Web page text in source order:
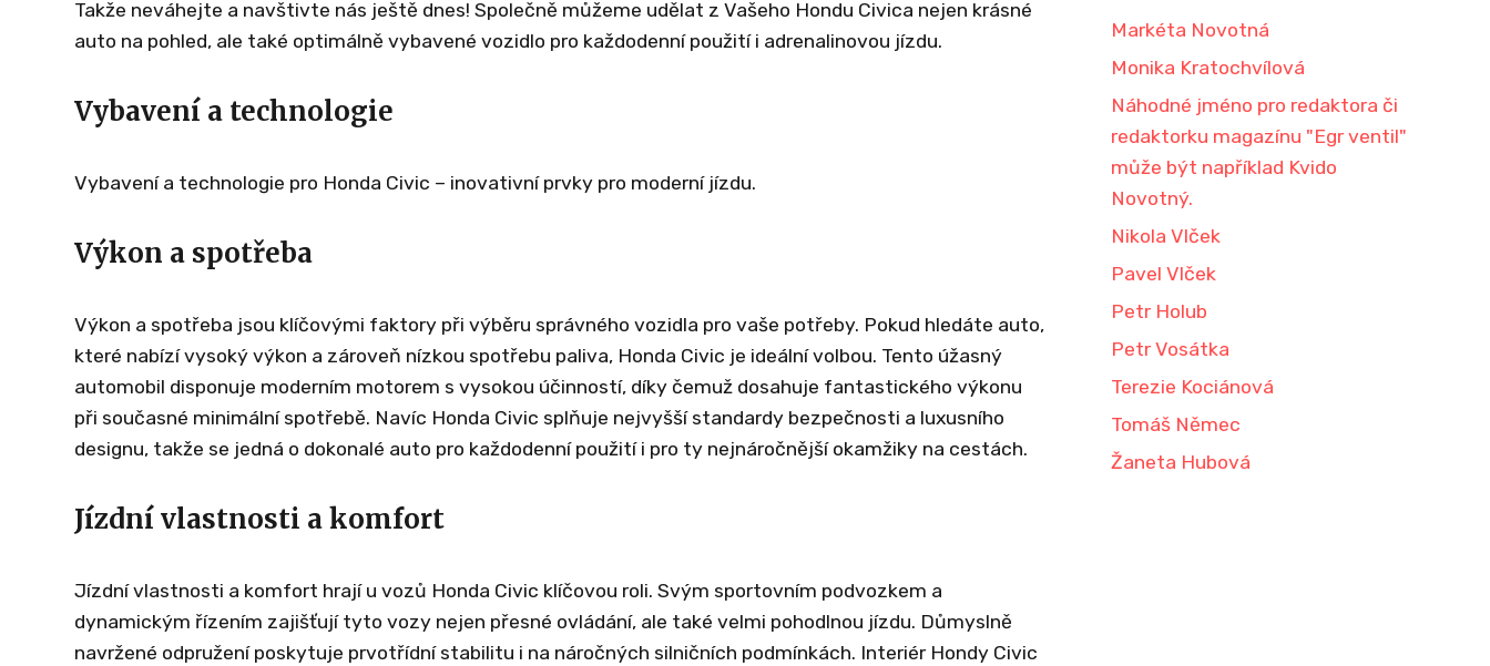
Takže neváhejte a navštivte nás ještě dnes! Společně můžeme udělat z Vašeho Hondu Civica nejen krásné
auto na pohled, ale také optimálně vybavené vozidlo pro každodenní použití i adrenalinovou jízdu.
Vybavení a technologie
Vybavení a technologie pro Honda Civic – inovativní prvky pro moderní jízdu.
Výkon a spotřeba
Výkon a spotřeba jsou klíčovými faktory při výběru správného vozidla pro vaše potřeby. Pokud hledáte auto,
které nabízí vysoký výkon a zároveň nízkou spotřebu paliva, Honda Civic je ideální volbou. Tento úžasný
automobil disponuje moderním motorem s vysokou účinností, díky čemuž dosahuje fantastického výkonu
při současné minimální spotřebě. Navíc Honda Civic splňuje nejvyšší standardy bezpečnosti a luxusního
designu, takže se jedná o dokonalé auto pro každodenní použití i pro ty nejnáročnější okamžiky na cestách.
Jízdní vlastnosti a komfort
Jízdní vlastnosti a komfort hrají u vozů Honda Civic klíčovou roli. Svým sportovním podvozkem a
dynamickým řízením zajišťují tyto vozy nejen přesné ovládání, ale také velmi pohodlnou jízdu. Důmyslně
navržené odpružení poskytuje prvotřídní stabilitu i na náročných silničních podmínkách. Interiér Hondy Civic
Markéta Novotná
Monika Kratochvílová
Náhodné jméno pro redaktora či
redaktorku magazínu "Egr ventil"
může být například Kvido
Novotný.
Nikola Vlček
Pavel Vlček
Petr Holub
Petr Vosátka
Terezie Kociánová
Tomáš Němec
Žaneta Hubová